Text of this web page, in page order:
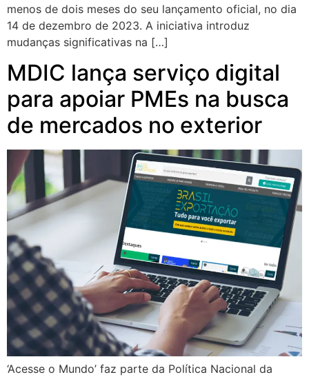
menos de dois meses do seu lançamento oficial, no dia
14 de dezembro de 2023. A iniciativa introduz
mudanças significativas na […]
MDIC lança serviço digital
para apoiar PMEs na busca
de mercados no exterior
‘Acesse o Mundo’ faz parte da Política Nacional da